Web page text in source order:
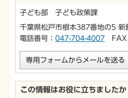
子ども部 子ども政策課
千葉県松戸市根本387番地の5 新
電話番号： 047-704-4007 FAX
専用フォームからメールを送る
この情報はお役に立ちましたか